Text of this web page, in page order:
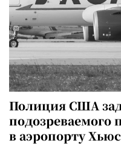
Полиция США
подозреваемого
в аэропорту